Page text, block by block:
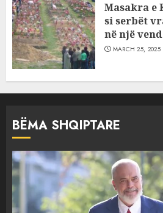
Masakra e
si serbët
në një vend
MARCH 25, 2025
BËMA SHQIPTARE